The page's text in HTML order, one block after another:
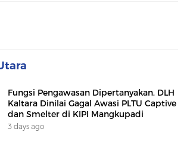
Fungsi Pengawasan Dipertanyakan, DLH
Kaltara Dinilai Gagal Awasi PLTU Captive
dan Smelter di KIPI Mangkupadi
3 days ago